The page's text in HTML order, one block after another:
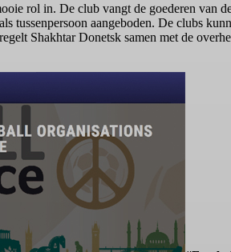
rol in. De club vangt de goederen van
tussenpersoon aangeboden. De clubs
Shakhtar Donetsk samen met de